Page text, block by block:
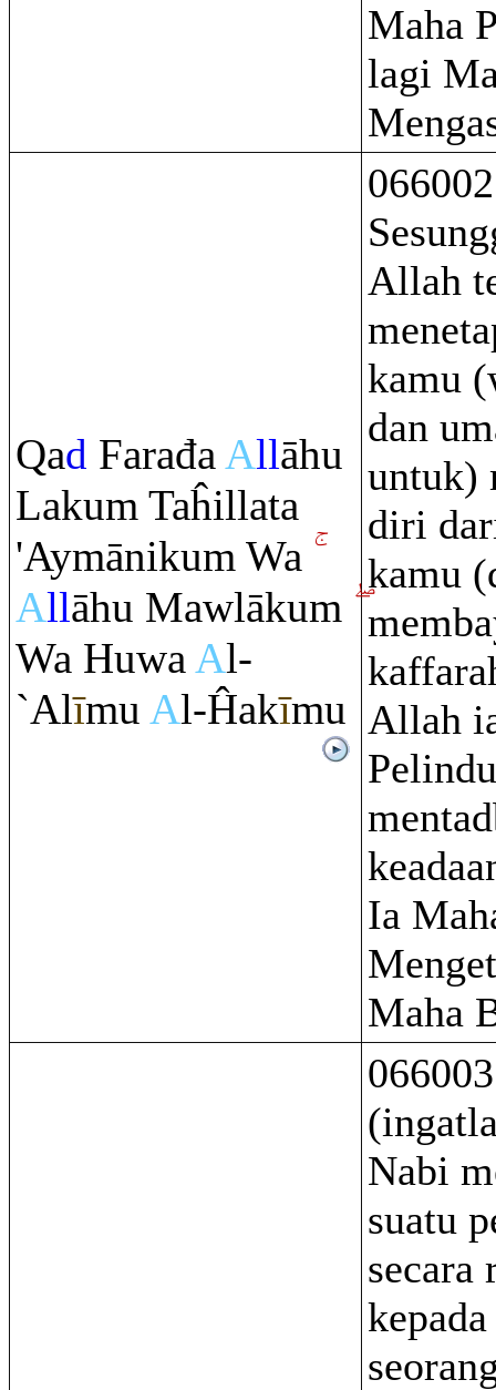
Maha
lagi
Qad FarađaAllāhu
Lakum Taĥillata
'Aymānikum Wa
Allāhu Mawlākum
Wa HuwaAl-
`Alīmu Al-Ĥakīmu
066002
Allah
kamu
dan
untuk)
diri
kamu
Allah
Ia
Maha
Nabi
suatu
secara